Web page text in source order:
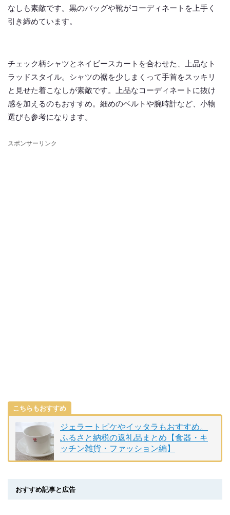
なしも素敵です。黒のバッグや靴がコーディネートを上手く
引き締めています。
チェック柄シャツとネイビースカートを合わせた、上品なト
ラッドスタイル。シャツの裾を少しまくって手首をスッキリ
と見せた着こなしが素敵です。上品なコーディネートに抜け
感を加えるのもおすすめ。細めのベルトや腕時計など、小物
選びも参考になります。
スポンサーリンク
こちらもおすすめ
ジェラートピケやイッタラもおすすめ。
ふるさと納税の返礼品まとめ【食器・キ
ッチン雑貨・ファッション編】
おすすめ記事と広告